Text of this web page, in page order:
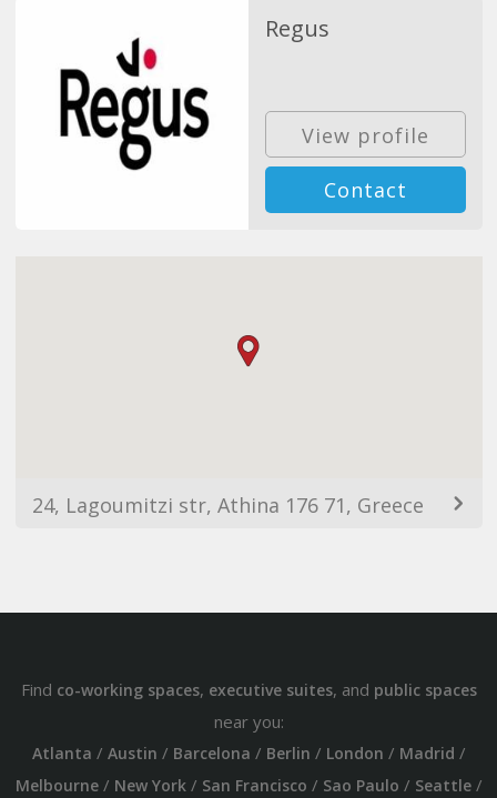
Regus
View profile
Contact
24, Lagoumitzi str, Athina 176 71, Greece
Find co-working spaces, executive suites, and public spaces
near you:
Atlanta / Austin / Barcelona / Berlin / London / Madrid /
Melbourne/ New York/ San Francisco / Sao Paulo / Seattle/